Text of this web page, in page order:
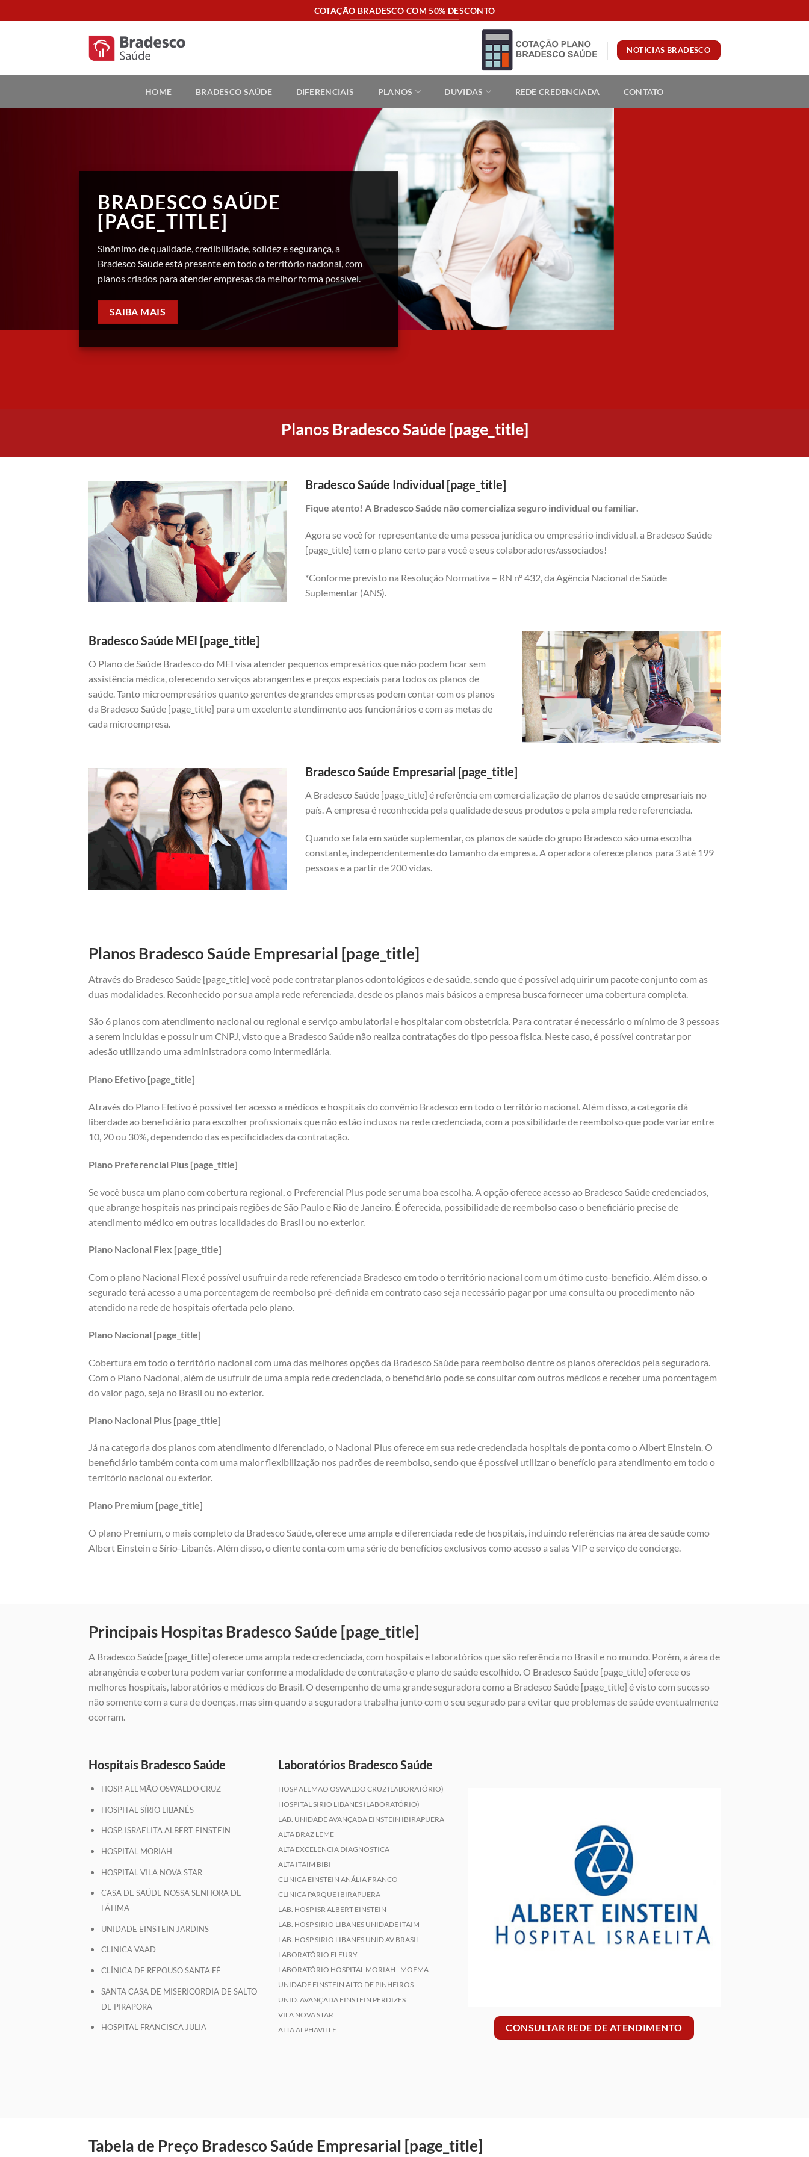
to
COTAÇÃO BRADESCO COM 50% DESCONTO
NOTICIAS BRADESCO
HOME BRADESCO SAÚDE DIFERENCIAIS PLANOS DUVIDAS REDE CREDENCIADA CONTATO
BRADESCO SAÚDE
[PAGE_TITLE]
Sinônimo de qualidade, credibilidade, solidez e segurança, a
Bradesco Saúde está presente em todo o território nacional, com
planos criados para atender empresas da melhor forma possível.
SAIBA MAIS
Planos Bradesco Saúde [page_title]
Bradesco Saúde Individual [page_title]
Fique atento! A Bradesco Saúde não comercializa seguro individual ou familiar.
Agora se você for representante de uma pessoa jurídica ou empresário individual, a Bradesco Saúde
[page_title] tem o plano certo para você e seus colaboradores/associados!
*Conforme previsto na Resolução Normativa – RN nº 432, da Agência Nacional de Saúde
Suplementar (ANS).
Bradesco Saúde MEI [page_title]
O Plano de Saúde Bradesco do MEI visa atender pequenos empresários que não podem ficar sem
assistência médica, oferecendo serviços abrangentes e preços especiais para todos os planos de
saúde. Tanto microempresários quanto gerentes de grandes empresas podem contar com os planos
da Bradesco Saúde [page_title] para um excelente atendimento aos funcionários e com as metas de
cada microempresa.
Bradesco Saúde Empresarial [page_title]
A Bradesco Saúde [page_title] é referência em comercialização de planos de saúde empresariais no
país. A empresa é reconhecida pela qualidade de seus produtos e pela ampla rede referenciada.
Quando se fala em saúde suplementar, os planos de saúde do grupo Bradesco são uma escolha
constante, independentemente do tamanho da empresa. A operadora oferece planos para 3 até 199
pessoas e a partir de 200 vidas.
Planos Bradesco Saúde Empresarial [page_title]
Através do Bradesco Saúde [page_title] você pode contratar planos odontológicos e de saúde, sendo que é possível adquirir um pacote conjunto com as
duas modalidades. Reconhecido por sua ampla rede referenciada, desde os planos mais básicos a empresa busca fornecer uma cobertura completa.
São 6 planos com atendimento nacional ou regional e serviço ambulatorial e hospitalar com obstetrícia. Para contratar é necessário o mínimo de 3 pessoas
a serem incluídas e possuir um CNPJ, visto que a Bradesco Saúde não realiza contratações do tipo pessoa física. Neste caso, é possível contratar por
adesão utilizando uma administradora como intermediária.
Plano Efetivo [page_title]
Através do Plano Efetivo é possível ter acesso a médicos e hospitais do convênio Bradesco em todo o território nacional. Além disso, a categoria dá
liberdade ao beneficiário para escolher profissionais que não estão inclusos na rede credenciada, com a possibilidade de reembolso que pode variar entre
10, 20 ou 30%, dependendo das especificidades da contratação.
Plano Preferencial Plus [page_title]
Se você busca um plano com cobertura regional, o Preferencial Plus pode ser uma boa escolha. A opção oferece acesso ao Bradesco Saúde credenciados,
que abrange hospitais nas principais regiões de São Paulo e Rio de Janeiro. É oferecida, possibilidade de reembolso caso o beneficiário precise de
atendimento médico em outras localidades do Brasil ou no exterior.
Plano Nacional Flex [page_title]
Com o plano Nacional Flex é possível usufruir da rede referenciada Bradesco em todo o território nacional com um ótimo custo-benefício. Além disso, o
segurado terá acesso a uma porcentagem de reembolso pré-definida em contrato caso seja necessário pagar por uma consulta ou procedimento não
atendido na rede de hospitais ofertada pelo plano.
Plano Nacional [page_title]
Cobertura em todo o território nacional com uma das melhores opções da Bradesco Saúde para reembolso dentre os planos oferecidos pela seguradora.
Com o Plano Nacional, além de usufruir de uma ampla rede credenciada, o beneficiário pode se consultar com outros médicos e receber uma porcentagem
do valor pago, seja no Brasil ou no exterior.
Plano Nacional Plus [page_title]
Já na categoria dos planos com atendimento diferenciado, o Nacional Plus oferece em sua rede credenciada hospitais de ponta como o Albert Einstein. O
beneficiário também conta com uma maior flexibilização nos padrões de reembolso, sendo que é possível utilizar o benefício para atendimento em todo o
território nacional ou exterior.
Plano Premium [page_title]
O plano Premium, o mais completo da Bradesco Saúde, oferece uma ampla e diferenciada rede de hospitais, incluindo referências na área de saúde como
Albert Einstein e Sírio-Libanês. Além disso, o cliente conta com uma série de benefícios exclusivos como acesso a salas VIP e serviço de concierge.
Principais Hospitas Bradesco Saúde [page_title]
A Bradesco Saúde [page_title] oferece uma ampla rede credenciada, com hospitais e laboratórios que são referência no Brasil e no mundo. Porém, a área de
abrangência e cobertura podem variar conforme a modalidade de contratação e plano de saúde escolhido. O Bradesco Saúde [page_title] oferece os
melhores hospitais, laboratórios e médicos do Brasil. O desempenho de uma grande seguradora como a Bradesco Saúde [page_title] é visto com sucesso
não somente com a cura de doenças, mas sim quando a seguradora trabalha junto com o seu segurado para evitar que problemas de saúde eventualmente
ocorram.
Hospitais Bradesco Saúde
HOSP. ALEMÃO OSWALDO CRUZ
HOSPITAL SÍRIO LIBANÊS
HOSP. ISRAELITA ALBERT EINSTEIN
HOSPITAL MORIAH
HOSPITAL VILA NOVA STAR
CASA DE SAÚDE NOSSA SENHORA DE
FÁTIMA
UNIDADE EINSTEIN JARDINS
CLINICA VAAD
CLÍNICA DE REPOUSO SANTA FÉ
SANTA CASA DE MISERICORDIA DE SALTO
DE PIRAPORA
HOSPITAL FRANCISCA JULIA
Laboratórios Bradesco Saúde
HOSP ALEMAO OSWALDO CRUZ (LABORATÓRIO)
HOSPITAL SIRIO LIBANES (LABORATÓRIO)
LAB. UNIDADE AVANÇADA EINSTEIN IBIRAPUERA
ALTA BRAZ LEME
ALTA EXCELENCIA DIAGNOSTICA
ALTA ITAIM BIBI
CLINICA EINSTEIN ANÁLIA FRANCO
CLINICA PARQUE IBIRAPUERA
LAB. HOSP ISR ALBERT EINSTEIN
LAB. HOSP SIRIO LIBANES UNIDADE ITAIM
LAB. HOSP SIRIO LIBANES UNID AV BRASIL
LABORATÓRIO FLEURY.
LABORATÓRIO HOSPITAL MORIAH - MOEMA
UNIDADE EINSTEIN ALTO DE PINHEIROS
UNID. AVANÇADA EINSTEIN PERDIZES
VILA NOVA STAR
ALTA ALPHAVILLE
CONSULTAR REDE DE ATENDIMENTO
Tabela de Preço Bradesco Saúde Empresarial [page_title]